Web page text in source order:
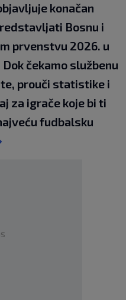
konačan
Bosnu i
prvenstvu 2026. u
čekamo službenu
prouči statistike i
za igrače koje bi ti
fudbalsku